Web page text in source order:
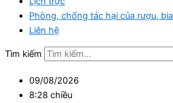
Phòng, chống tác hại của rượu, bia
Liên hệ
Tìm kiếm
09/08/2026
8:28 chiều